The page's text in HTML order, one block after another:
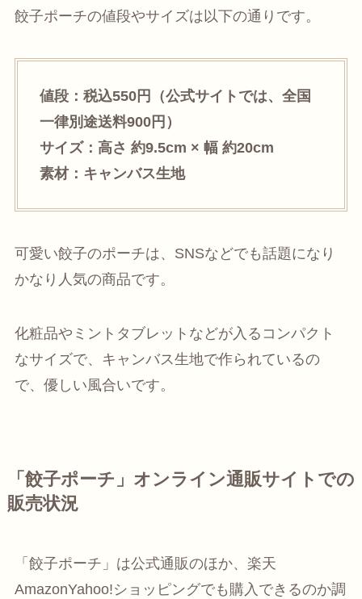
餃子ポーチの値段やサイズは以下の通りです。
値段：税込550円（公式サイトでは、全国
一律別途送料900円）
サイズ：高さ 約9.5cm × 幅 約20cm
素材：キャンバス生地
可愛い餃子のポーチは、SNSなどでも話題になり
かなり人気の商品です。
化粧品やミントタブレットなどが入るコンパクト
なサイズで、キャンバス生地で作られているの
で、優しい風合いです。
「餃子ポーチ」オンライン通販サイトでの
販売状況
「餃子ポーチ」は公式通販のほか、楽天
AmazonYahoo!ショッピングでも購入できるのか調